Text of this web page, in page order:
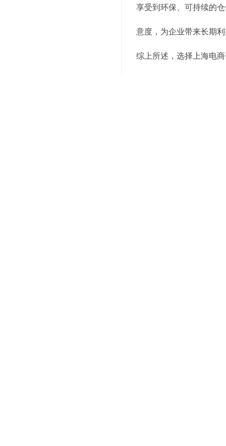
享受到环保、可持续的
意度，为企业带来长期
综上所述，选择上海电